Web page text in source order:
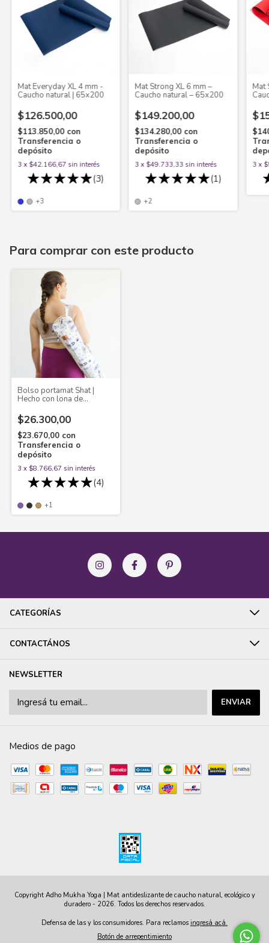
Mat Everyday XL 4 mm -
Caucho natural | 65x200
$126.500,00
$113.850,00 con
Transferencia o
depósito
3 x $42.166,67 sin interés
(3)
+3
Mat Strong XL 6 mm –
Caucho natural – 65x200
$149.200,00
$134.280,00 con
Transferencia o
depósito
3 x $49.733,33 sin interés
(1)
+2
Mat
3 x
Para comprar con este producto
Bolso portamat Shat |
Hecho con lona de
$26.300,00
$23.670,00 con
Transferencia o
depósito
3 x $8.766,67 sin interés
(4)
+1
CATEGORÍAS
CONTACTÁNOS
NEWSLETTER
Medios de pago
Copyright Adho Mukha Yoga | Mat antideslizante de caucho natural, ecológico y
duradero - 2026. Todos los derechos reservados.
Defensa de las y los consumidores. Para reclamos ingresá acá.
Botón de arrepentimiento